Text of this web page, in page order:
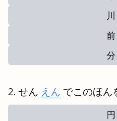
川
前
分
せん えん でこのほん
円